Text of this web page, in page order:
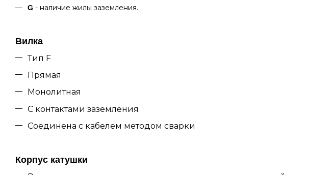
G - наличие жилы заземления.
Вилка
Тип F
Прямая
Монолитная
С контактами заземления
Соединена с кабелем методом сварки
Корпус катушки